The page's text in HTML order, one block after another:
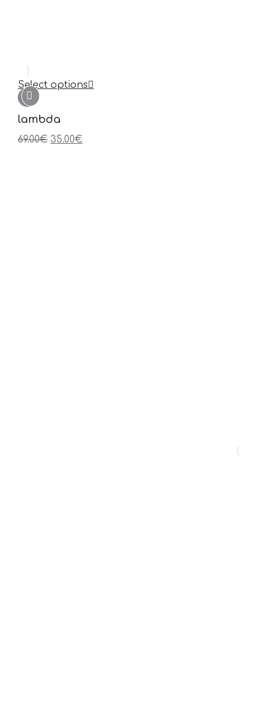
Select options
lambda
69.00€ 35.00€